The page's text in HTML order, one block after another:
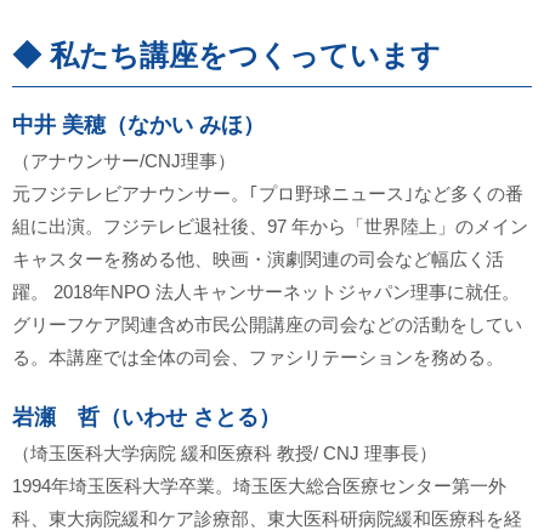
◆ 私たち講座をつくっています
中井 美穂（なかい みほ）
（アナウンサー/CNJ理事）
元フジテレビアナウンサー。｢プロ野球ニュース｣など多くの番
組に出演。フジテレビ退社後、97 年から「世界陸上」のメイン
キャスターを務める他、映画・演劇関連の司会など幅広く活
躍。 2018年NPO 法人キャンサーネットジャパン理事に就任。
グリーフケア関連含め市民公開講座の司会などの活動をしてい
る。本講座では全体の司会、ファシリテーションを務める。
岩瀬 哲（いわせ さとる）
（埼玉医科大学病院 緩和医療科 教授/ CNJ 理事長）
1994年埼玉医科大学卒業。埼玉医大総合医療センター第一外
科、東大病院緩和ケア診療部、東大医科研病院緩和医療科を経